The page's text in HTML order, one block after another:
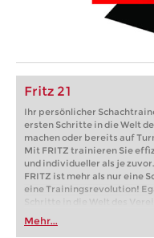
Fritz 21
Ihr persönlicher
ersten Schritte in die Welt
machen oder bereits auf
Mit FRITZ trainieren Sie
und individueller als je zuvor.
FRITZ ist mehr als nur eine
eine Trainingsrevolution!
Schritte in die Welt des
oder bereits auf
FRITZ trainieren Sie
Mehr...